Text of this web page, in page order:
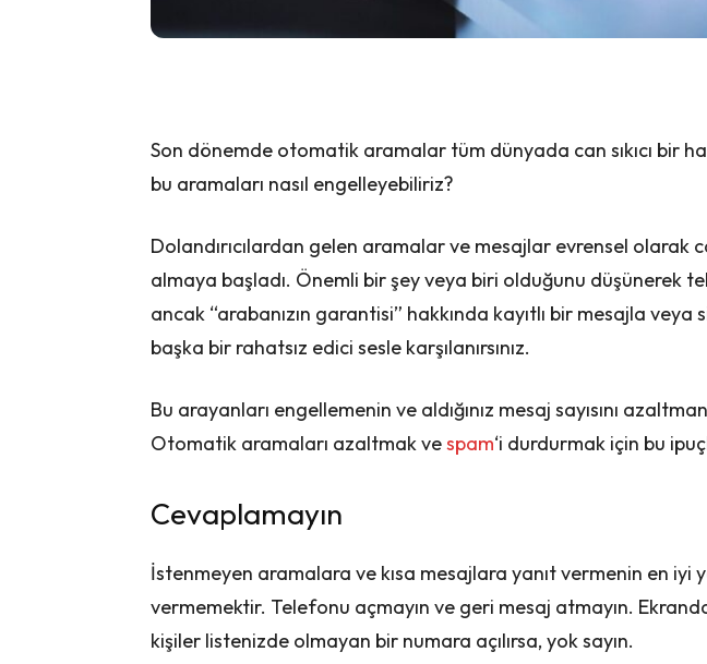
Son dönemde otomatik aramalar tüm dünyada can sıkıcı bir
bu aramaları nasıl engelleyebiliriz?
Dolandırıcılardan gelen aramalar ve mesajlar evrensel olarak
almaya başladı. Önemli bir şey veya biri olduğunu düşünerek
ancak “arabanızın garantisi” hakkında kayıtlı bir mesajla veya
başka bir rahatsız edici sesle karşılanırsınız.
Bu arayanları engellemenin ve aldığınız mesaj sayısını
Otomatik aramaları azaltmak vespam‘i durdurmak için bu
Cevaplamayın
İstenmeyen aramalara ve kısa mesajlara yanıt vermenin en iyi
vermemektir. Telefonu açmayın ve geri mesaj atmayın. Ekranda
kişiler listenizde olmayan bir numara açılırsa, yok sayın.